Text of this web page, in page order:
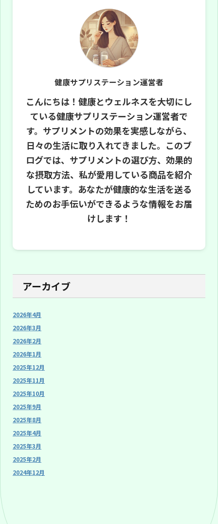
健康サプリステーション運営者
こんにちは！健康とウェルネスを大切にし
ている健康サプリステーション運営者で
す。サプリメントの効果を実感しながら、
日々の生活に取り入れてきました。このブ
ログでは、サプリメントの選び方、効果的
な摂取方法、私が愛用している商品を紹介
しています。あなたが健康的な生活を送る
ためのお手伝いができるような情報をお届
けします！
アーカイブ
2026年4月
2026年3月
2026年2月
2026年1月
2025年12月
2025年11月
2025年10月
2025年9月
2025年8月
2025年4月
2025年3月
2025年2月
2024年12月